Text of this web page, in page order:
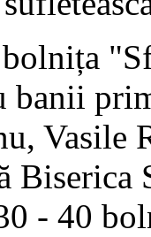
banii
Vasile
- 40